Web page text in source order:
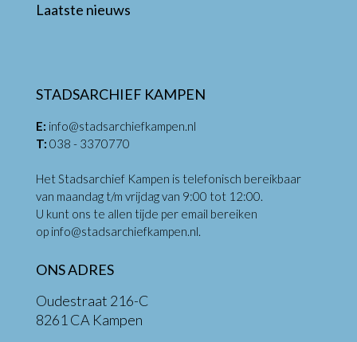
Laatste nieuws
STADSARCHIEF KAMPEN
E: info@stadsarchiefkampen.nl
T: 038 - 3370770
Het Stadsarchief Kampen is telefonisch bereikbaar
van maandag t/m vrijdag van 9:00 tot 12:00.
U kunt ons te allen tijde per email bereiken
op info@stadsarchiefkampen.nl.
ONS ADRES
Oudestraat 216-C
8261 CA Kampen